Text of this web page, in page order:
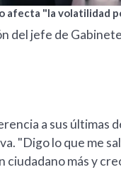
afecta "la volatilidad
del jefe de
a sus últimas
"Digo lo que me
más y